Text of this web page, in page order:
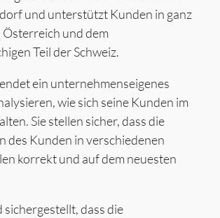
und unterstützt Kunden in ganz
und dem
Teil der Schweiz.
ein unternehmenseigenes
wie sich seine Kunden im
Sie stellen sicher, dass die
des Kunden in verschiedenen
korrekt und auf dem neuesten
dass die